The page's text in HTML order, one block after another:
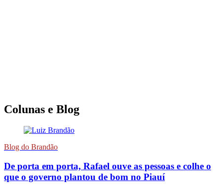
Colunas e Blog
Blog do Brandão
De porta em porta, Rafael ouve as pessoas e colhe o
que o governo plantou de bom no Piauí